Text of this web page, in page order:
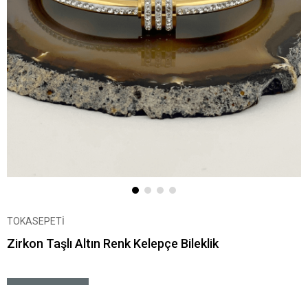
TOKASEPETİ
Zirkon Taşlı Altın Renk Kelepçe Bileklik